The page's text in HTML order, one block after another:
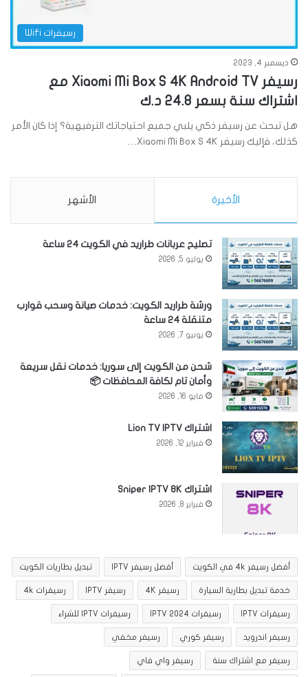
رسيفرات Wifi
ديسمبر 4, 2023
رسيفر Xiaomi Mi Box S 4K Android TV مع
اشتراك سنة بسعر 24.8 د.ك
هل تبحث عن رسيفر ذكي يلبي جميع احتياجاتك الترفيهية؟ إذا كان الأمر
كذلك، فإليك رسيفر Xiaomi Mi Box S 4K…
الأخيرة الأشهر
تصليح عربانات طراريد في الكويت 24 ساعة
يوليو 5, 2026
ورشة طراريد الكويت: خدمات صيانة وسحب قوارب
متنقلة 24 ساعة
يونيو 7, 2026
شحن من الكويت إلى سوريا: خدمات نقل سريعة
وأمان تام لكافة المحافظات 📦
مايو 16, 2026
اشتراك Lion TV IPTV
فبراير 12, 2026
اشتراك Sniper IPTV 8K
فبراير 8, 2026
أفضل رسيفر 4k في الكويت أفضل رسيفر IPTV تبديل بطاريات الكويت
خدمة تبديل بطارية السيارة رسيفر 4K رسيفر IPTV رسيفرات 4k
رسيفرات IPTV رسيفرات IPTV 2024 رسيفرات IPTV للشراء
رسيفر اندرويد رسيفر كوري رسيفر مخفي
رسيفر مع اشتراك سنة رسيفر واي فاي